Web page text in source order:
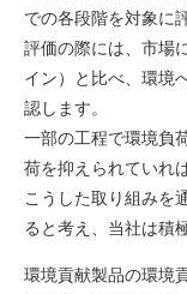
での各段階を対象に
評価の際には、市場
イン）と比べ、環境
認します。
一部の工程で環境負
荷を抑えられていれ
こうした取り組みを
ると考え、当社は積
環境貢献製品の環境